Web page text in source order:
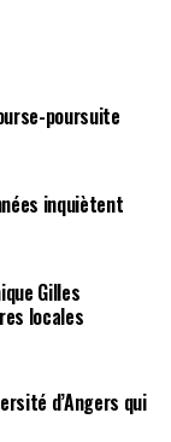
poursuite
inquiètent
Gilles
locales
d’Angers qui